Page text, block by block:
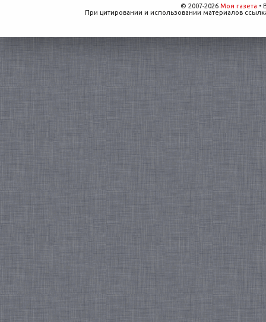
© 2007-2026 Моя газета •
При цитировании и использовании материалов